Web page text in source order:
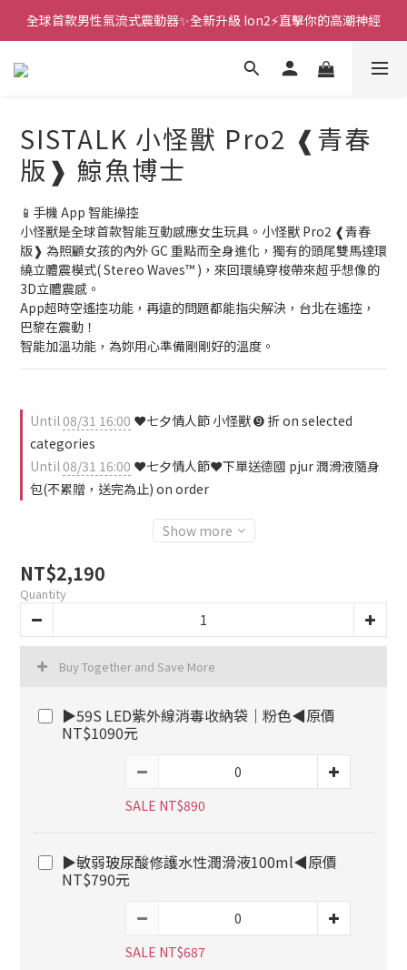
新款智能炮機👍小奶狗🩷小飛象💜
🎇全球首創三大創新專利👊全自動飛機杯S2 Pro玩遍所有姿勢
新款智能炮機👍小奶狗🩷小飛象💜
SISTALK 小怪獸 Pro2 ❰青春
版❱ 鯨魚博士
📱手機 App 智能操控
小怪獸是全球首款智能互動感應女生玩具。小怪獸 Pro2 ❰青春
版❱ 為照顧女孩的內外 GC 重點而全身進化，獨有的頭尾雙馬達環
繞立體震模式( Stereo Waves™ )，來回環繞穿梭帶來超乎想像的
3D立體震感。
App超時空遙控功能，再遠的問題都能指尖解決，台北在遙控，
巴黎在震動！
智能加溫功能，為妳用心準備剛剛好的溫度。
Until08/31 16:00 ❤️七夕情人節 小怪獸 ➒ 折 on selected
categories
Until08/31 16:00 ❤️七夕情人節❤️下單送德國 pjur 潤滑液隨身
包(不累贈，送完為止) on order
Show more
NT$2,190
Quantity
Buy Together and Save More
▶59S LED紫外線消毒收納袋｜粉色◀原價
NT$1090元
SALE NT$890
▶敏弱玻尿酸修護水性潤滑液100ml◀原價
NT$790元
SALE NT$687